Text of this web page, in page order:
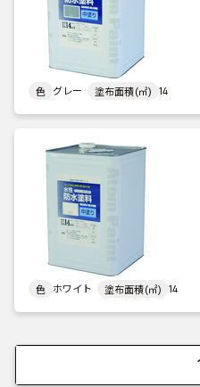
色 グレー 塗布面積(㎡) 14
色 ホワイト 塗布面積(㎡) 14